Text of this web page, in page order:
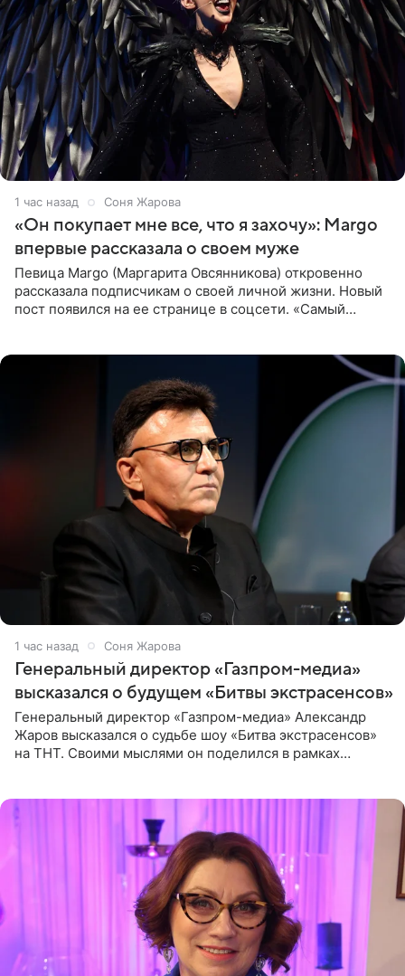
1 час назад Соня Жарова
«Он покупает мне все, что я захочу»: Margo
впервые рассказала о своем муже
Певица Margo (Маргарита Овсянникова) откровенно
рассказала подписчикам о своей личной жизни. Новый
пост появился на ее странице в соцсети. «Самый
1 час назад Соня Жарова
Генеральный директор «Газпром-медиа»
высказался о будущем «Битвы экстрасенсов»
Генеральный директор «Газпром-медиа» Александр
Жаров высказался о судьбе шоу «Битва экстрасенсов»
на ТНТ. Своими мыслями он поделился в рамках